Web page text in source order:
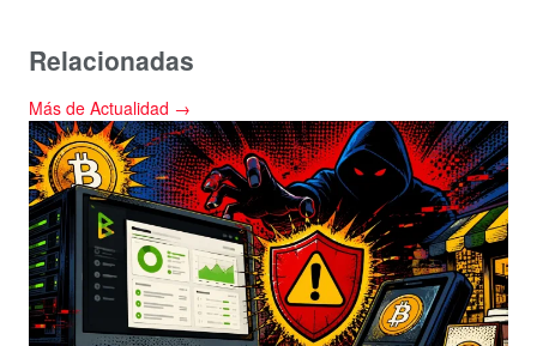
Relacionadas
Más de Actualidad →